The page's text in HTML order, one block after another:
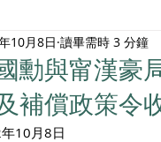
工商專業 家庭
民建聯報告及建議書
勳與甯漢豪
補償政策令
10月8日 讀畢需時 3 分鐘
10月8日